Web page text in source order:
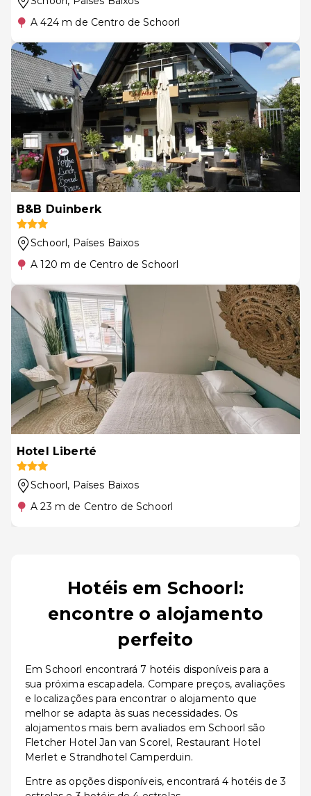
A 424 m de Centro de Schoorl
B&B Duinberk
Schoorl, Países Baixos
A 120 m de Centro de Schoorl
Hotel Liberté
Schoorl, Países Baixos
A 23 m de Centro de Schoorl
Hotéis em Schoorl:
encontre o alojamento
perfeito
Em Schoorl encontrará 7 hotéis disponíveis para a
sua próxima escapadela. Compare preços, avaliações
e localizações para encontrar o alojamento que
melhor se adapta às suas necessidades. Os
alojamentos mais bem avaliados em Schoorl são
Fletcher Hotel Jan van Scorel, Restaurant Hotel
Merlet e Strandhotel Camperduin.
Entre as opções disponíveis, encontrará 4 hotéis de 3